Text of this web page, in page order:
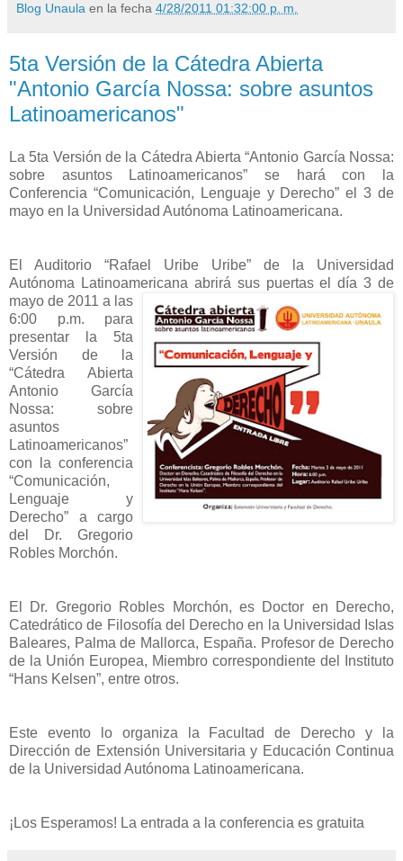
Blog Unaula en la fecha 4/28/2011 01:32:00 p. m.
5ta Versión de la Cátedra Abierta
"Antonio García Nossa: sobre asuntos
Latinoamericanos"
La 5ta Versión de la Cátedra Abierta “Antonio García Nossa:
sobre asuntos Latinoamericanos” se hará con la
Conferencia “Comunicación, Lenguaje y Derecho” el 3 de
mayo en la Universidad Autónoma Latinoamericana.
El Auditorio “Rafael Uribe Uribe” de la Universidad
Autónoma Latinoamericana abrirá sus puertas el día 3 de
mayo de 2011 a las
6:00 p.m. para
presentar la 5ta
Versión de la
“Cátedra Abierta
Antonio García
Nossa: sobre
asuntos
Latinoamericanos”
con la conferencia
“Comunicación,
Lenguaje y
Derecho” a cargo
del Dr. Gregorio
Robles Morchón.
El Dr. Gregorio Robles Morchón, es Doctor en Derecho,
Catedrático de Filosofía del Derecho en la Universidad Islas
Baleares, Palma de Mallorca, España. Profesor de Derecho
de la Unión Europea, Miembro correspondiente del Instituto
“Hans Kelsen”, entre otros.
Este evento lo organiza la Facultad de Derecho y la
Dirección de Extensión Universitaria y Educación Continua
de la Universidad Autónoma Latinoamericana.
¡Los Esperamos! La entrada a la conferencia es gratuita